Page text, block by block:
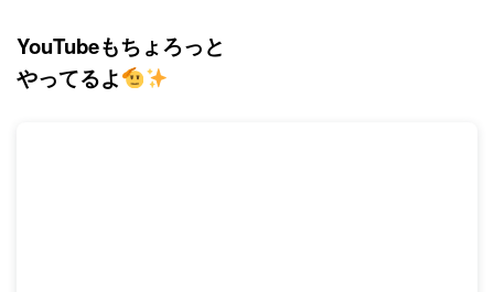
YouTubeもちょろっと
やってるよ